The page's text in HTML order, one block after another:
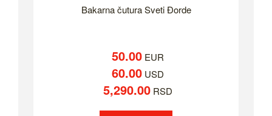
Bakarna čutura Sveti Đorde
50.00EUR
60.00USD
5,290.00RSD